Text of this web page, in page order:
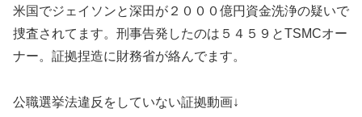
米国でジェイソンと深田が２０００億円資金洗浄の疑いで
捜査されてます。刑事告発したのは５４５９とTSMCオー
ナー。証拠捏造に財務省が絡んでます。
公職選挙法違反をしていない証拠動画↓